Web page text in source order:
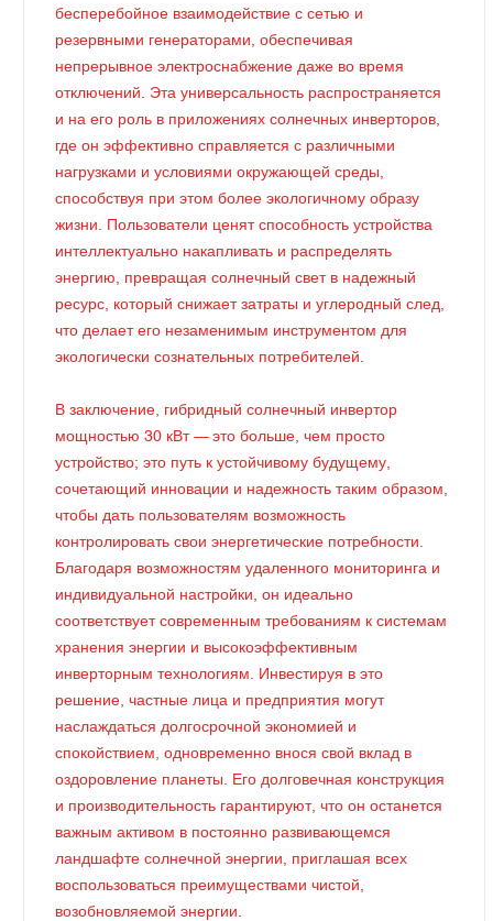
бесперебойное взаимодействие с сетью и
резервными генераторами, обеспечивая
непрерывное электроснабжение даже во время
отключений. Эта универсальность распространяется
и на его роль в приложениях солнечных инверторов,
где он эффективно справляется с различными
нагрузками и условиями окружающей среды,
способствуя при этом более экологичному образу
жизни. Пользователи ценят способность устройства
интеллектуально накапливать и распределять
энергию, превращая солнечный свет в надежный
ресурс, который снижает затраты и углеродный след,
что делает его незаменимым инструментом для
экологически сознательных потребителей.
В заключение, гибридный солнечный инвертор
мощностью 30 кВт — это больше, чем просто
устройство; это путь к устойчивому будущему,
сочетающий инновации и надежность таким образом,
чтобы дать пользователям возможность
контролировать свои энергетические потребности.
Благодаря возможностям удаленного мониторинга и
индивидуальной настройки, он идеально
соответствует современным требованиям к системам
хранения энергии и высокоэффективным
инверторным технологиям. Инвестируя в это
решение, частные лица и предприятия могут
наслаждаться долгосрочной экономией и
спокойствием, одновременно внося свой вклад в
оздоровление планеты. Его долговечная конструкция
и производительность гарантируют, что он останется
важным активом в постоянно развивающемся
ландшафте солнечной энергии, приглашая всех
воспользоваться преимуществами чистой,
возобновляемой энергии.